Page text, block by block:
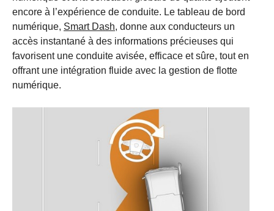
encore à l’expérience de conduite. Le tableau de bord
numérique, Smart Dash, donne aux conducteurs un
accès instantané à des informations précieuses qui
favorisent une conduite avisée, efficace et sûre, tout en
offrant une intégration fluide avec la gestion de flotte
numérique.